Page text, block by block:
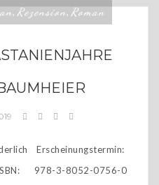
, Rezension , Roman
Erscheinungstermin:
978-3-8052-0756-0